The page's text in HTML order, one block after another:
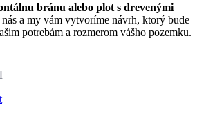
bránu alebo plot s drevenými
a my vám vytvoríme návrh, ktorý bude
potrebám a rozmerom vášho pozemku.